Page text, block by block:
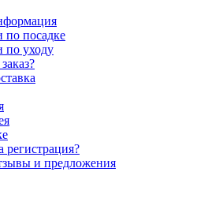
по посадке
по уходу
регистрация?
и предложения